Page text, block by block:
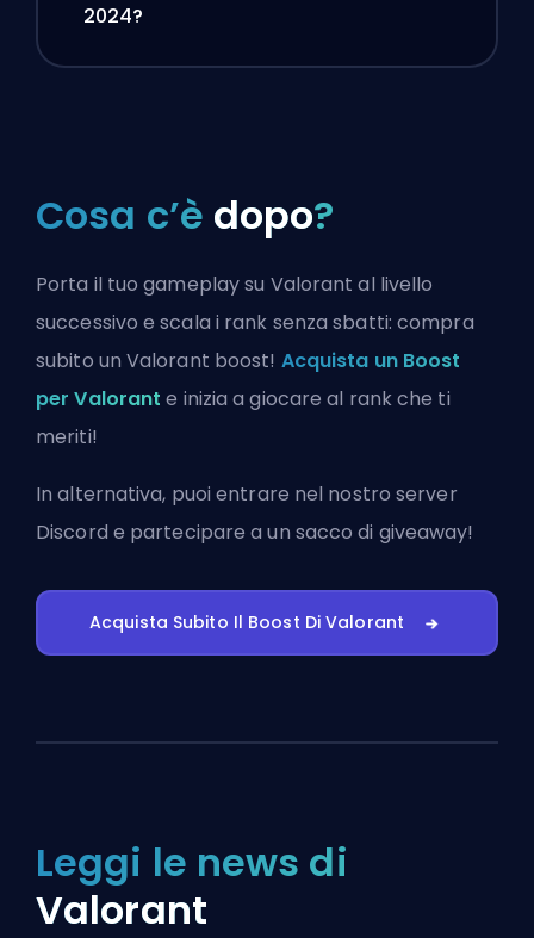
2024?
Cosa c’è dopo?
Porta il tuo gameplay su Valorant al livello
successivo e scala i rank senza sbatti: compra
subito un Valorant boost! Acquista un Boost
per Valorant e inizia a giocare al rank che ti
meriti!
In alternativa, puoientrare nel nostro server
Discord e partecipare a un sacco di giveaway!
Acquista Subito Il Boost Di Valorant
Leggi le news di
Valorant